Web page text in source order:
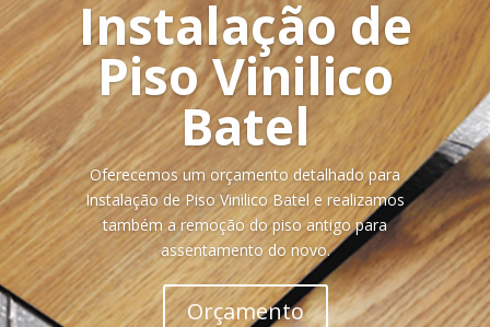
Instalação de
Piso Vinilico
Batel
Oferecemos um orçamento detalhado para
Instalação de Piso Vinilico Batel e realizamos
também a remoção do piso antigo para
assentamento do novo.
Orçamento